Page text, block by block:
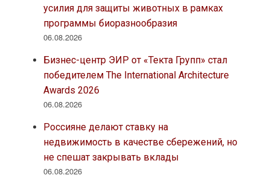
усилия для защиты животных в рамках
программы биоразнообразия
06.08.2026
Бизнес-центр ЭИР от «Текта Групп» стал
победителем The International Architecture
Awards 2026
06.08.2026
Россияне делают ставку на
недвижимость в качестве сбережений, но
не спешат закрывать вклады
06.08.2026